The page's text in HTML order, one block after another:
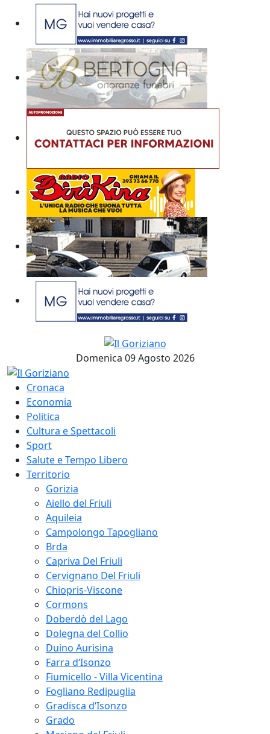
Domenica 09 Agosto 2026
Cronaca
Economia
Politica
Cultura e Spettacoli
Sport
Salute e Tempo Libero
Territorio
Gorizia
Aiello del Friuli
Aquileia
Campolongo Tapogliano
Brda
Capriva Del Friuli
Cervignano Del Friuli
Chiopris-Viscone
Cormons
Doberdò del Lago
Dolegna del Collio
Duino Aurisina
Farra d‘Isonzo
Fiumicello - Villa Vicentina
Fogliano Redipuglia
Gradisca d‘Isonzo
Grado